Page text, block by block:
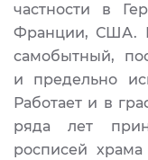
частности в
Франции, США.
самобытный,
и предельно
Работает и в
ряда лет
росписей